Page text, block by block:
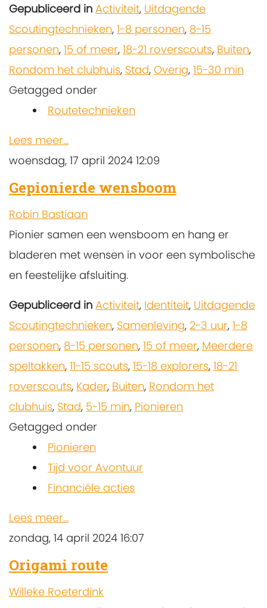
Gepubliceerd in Activiteit, Uitdagende
Scoutingtechnieken, 1-8 personen, 8-15
personen, 15 of meer, 18-21 roverscouts, Buiten,
Rondom het clubhuis, Stad, Overig, 15-30 min
Getagged onder
Routetechnieken
Lees meer...
woensdag, 17 april 2024 12:09
Gepionierde wensboom
Robin Bastiaan
Pionier samen een wensboom en hang er
bladeren met wensen in voor een symbolische
en feestelijke afsluiting.
Gepubliceerd in Activiteit, Identiteit, Uitdagende
Scoutingtechnieken, Samenleving, 2-3 uur, 1-8
personen, 8-15 personen, 15 of meer, Meerdere
speltakken, 11-15 scouts, 15-18 explorers, 18-21
roverscouts, Kader, Buiten, Rondom het
clubhuis, Stad, 5-15 min, Pionieren
Getagged onder
Pionieren
Tijd voor Avontuur
Financiële acties
Lees meer...
zondag, 14 april 2024 16:07
Origami route
Willeke Roeterdink